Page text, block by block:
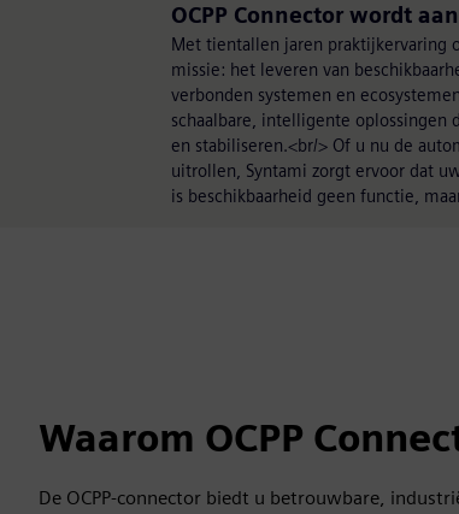
OCPP Connector wordt
Met tientallen jaren praktijkervaring
missie: het leveren van
verbonden systemen en
schaalbare, intelligente
en stabiliseren.<br/> Of u nu de
uitrollen, Syntami zorgt ervoor dat
is beschikbaarheid geen functie,
Waarom OCPP
De OCPP-connector biedt u betrouwbare,